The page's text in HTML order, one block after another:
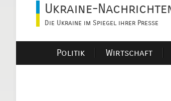
Ukraine-
Die Ukraine im Spiegel ihrer Presse
Politik Wirtschaft